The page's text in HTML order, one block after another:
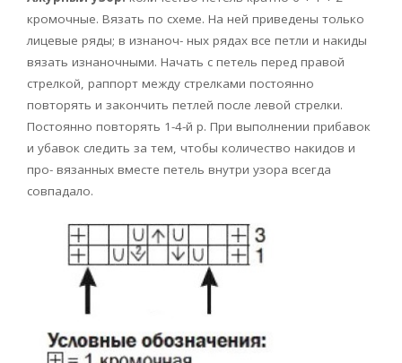
кромочные. Вязать по схеме. На ней приведены только
лицевые ряды; в изнаноч- ных рядах все петли и накиды
вязать изнаночными. Начать с петель перед правой
стрелкой, раппорт между стрелками постоянно
повторять и закончить петлей после левой стрелки.
Постоянно повторять 1-4-й р. При выполнении прибавок
и убавок следить за тем, чтобы количество накидов и
про- вязанных вместе петель внутри узора всегда
совпадало.